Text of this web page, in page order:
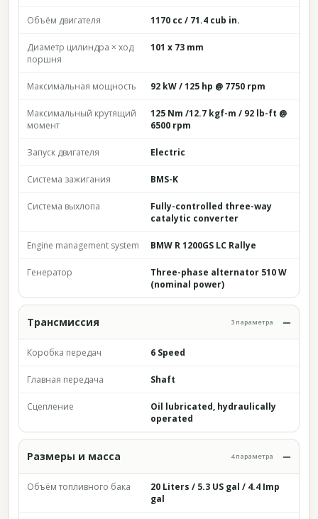
Объём двигателя 1170 cc / 71.4 cub in.
Диаметр цилиндра × ход
поршня
101 x 73 mm
Максимальная мощность 92 kW / 125 hp @ 7750 rpm
Максимальный крутящий
момент
125 Nm /12.7 kgf-m / 92 lb-ft @
6500 rpm
Запуск двигателя Electric
Система зажигания BMS-K
Система выхлопа
Fully-controlled three-way
catalytic converter
Engine management system BMW R 1200GS LC Rallye
Генератор
Three-phase alternator 510 W
(nominal power)
Трансмиссия 3 параметра
Коробка передач 6 Speed
Главная передача Shaft
Сцепление
Oil lubricated, hydraulically
operated
Размеры и масса 4 параметра
Объём топливного бака
20 Liters / 5.3 US gal / 4.4 Imp
gal